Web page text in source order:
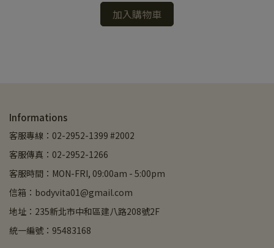
加入購物車
Informations
客服專線：02-2952-1399 #2002
客服傳真：02-2952-1266
客服時間：MON-FRI, 09:00am - 5:00pm
信箱：bodyvita01@gmail.com
地址：235新北市中和區建八路208號2F
統一編號：95483168